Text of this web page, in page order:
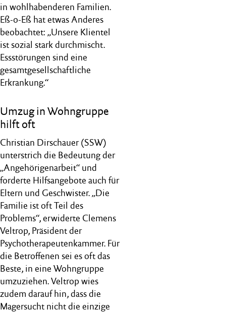
in wohlhabenderen Familien.
Eß-o-Eß hat etwas Anderes
beobachtet: „Unsere Klientel
ist sozial stark durchmischt.
Essstörungen sind eine
gesamtgesellschaftliche
Erkrankung.“
Umzug in Wohngruppe
hilft oft
Christian Dirschauer (SSW)
unterstrich die Bedeutung der
„Angehörigenarbeit“ und
forderte Hilfsangebote auch für
Eltern und Geschwister. „Die
Familie ist oft Teil des
Problems“, erwiderte Clemens
Veltrop, Präsident der
Psychotherapeutenkammer. Für
die Betroffenen sei es oft das
Beste, in eine Wohngruppe
umzuziehen. Veltrop wies
zudem darauf hin, dass die
Magersucht nicht die einzige